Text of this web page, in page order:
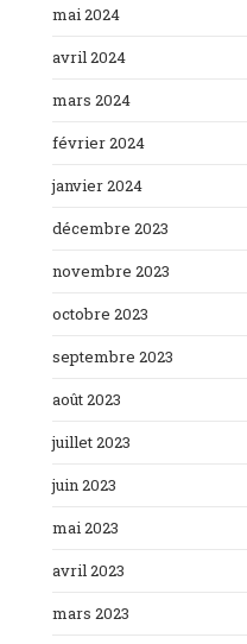
mai 2024
avril 2024
mars 2024
février 2024
janvier 2024
décembre 2023
novembre 2023
octobre 2023
septembre 2023
août 2023
juillet 2023
juin 2023
mai 2023
avril 2023
mars 2023